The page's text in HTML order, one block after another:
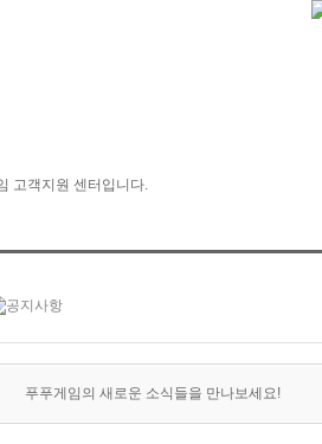
푸푸게임의 새로운 소식들을 만나보세요!